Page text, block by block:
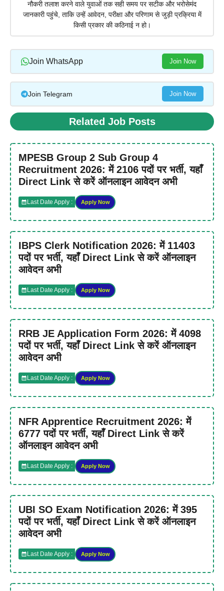
नौकरी तलाश करने वाले युवाओं तक सही समय पर सटीक और भरोसेमंद
जानकारी पहुंचे, ताकि उन्हें आवेदन, परीक्षा और परिणाम से जुड़ी प्रक्रिया में
किसी प्रकार की कठिनाई न हो।
Join WhatsApp Join Now
Join Telegram Join Now
Related Job Posts
MPESB Group 2 Sub Group 4
Recruitment 2026: में 2106 पदों पर भर्ती, यहाँ
Direct Link से करें ऑनलाइन आवेदन अभी
Last Date Apply : Apply Now
IBPS Clerk Notification 2026: में 11403
पदों पर भर्ती, यहाँ Direct Link से करें ऑनलाइन
आवेदन अभी
Last Date Apply : Apply Now
RRB JE Application Form 2026: में 4098
पदों पर भर्ती, यहाँ Direct Link से करें ऑनलाइन
आवेदन अभी
Last Date Apply : Apply Now
NFR Apprentice Recruitment 2026: में
6777 पदों पर भर्ती, यहाँ Direct Link से करें
ऑनलाइन आवेदन अभी
Last Date Apply : Apply Now
UBI SO Exam Notification 2026: में 395
पदों पर भर्ती, यहाँ Direct Link से करें ऑनलाइन
आवेदन अभी
Last Date Apply : Apply Now